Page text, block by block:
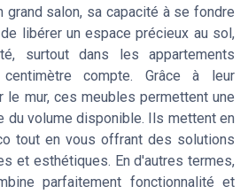
grand salon, sa capacité à se fondre
libérer un espace précieux au sol,
surtout dans les appartements
compte. Grâce à leur
le mur, ces meubles permettent une
du volume disponible. Ils mettent en
tout en vous offrant des solutions
et esthétiques. En d'autres termes,
parfaitement fonctionnalité et